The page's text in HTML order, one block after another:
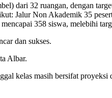
dari 32 ruangan, dengan
Jalur Non Akademik 35
358 siswa, melebihi
dan sukses.
Albar.
kelas masih bersifat proyeksi